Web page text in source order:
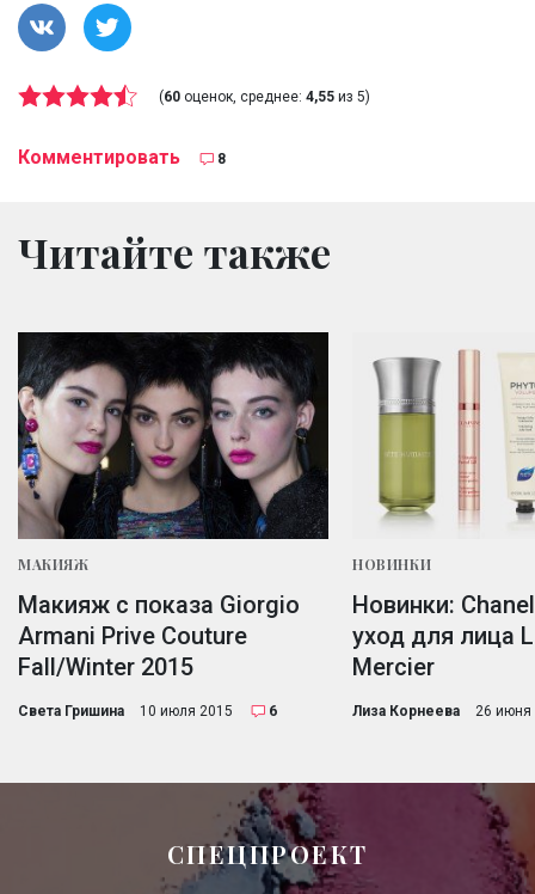
(60 оценок, среднее: 4,55 из 5)
Комментировать 8
Читайте также
МАКИЯЖ
Макияж с показа Giorgio
Armani Prive Couture
Fall/Winter 2015
Света Гришина 10 июля 2015 6
НОВИНКИ
Новинки:
уход для лица
Mercier
Лиза Корнеева 26 июня
СПЕЦПРОЕКТ